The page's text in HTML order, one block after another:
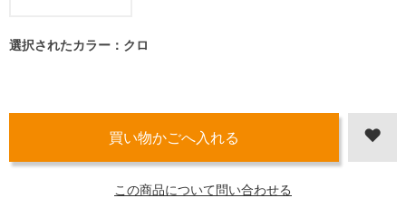
選択されたカラー：クロ
この商品について問い合わせる